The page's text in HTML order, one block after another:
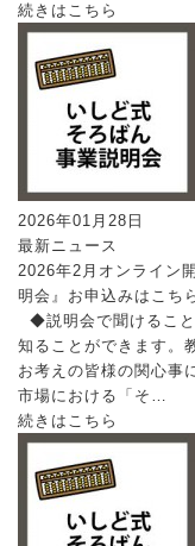
続きはこちら
2026年01月28日
最新ニュース
2026年2月オンライン
明会』お申込みはこち
◆説明会で聞けるこ
知ることができます。
お考えの皆様の関心
市場における「そ…
続きはこちら